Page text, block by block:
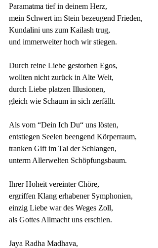
Paramatma tief in deinem Herz,
mein Schwert im Stein bezeugend Frieden,
Kundalini uns zum Kailash trug,
und immerweiter hoch wir stiegen.
Durch reine Liebe gestorben Egos,
wollten nicht zurück in Alte Welt,
durch Liebe platzen Illusionen,
gleich wie Schaum in sich zerfällt.
Als vom “Dein Ich Du“ uns lösten,
entstiegen Seelen beengend Körperraum,
tranken Gift im Tal der Schlangen,
unterm Allerwelten Schöpfungsbaum.
Ihrer Hoheit vereinter Chöre,
ergriffen Klang erhabener Symphonien,
einzig Liebe war des Weges Zoll,
als Gottes Allmacht uns erschien.
Jaya Radha Madhava,